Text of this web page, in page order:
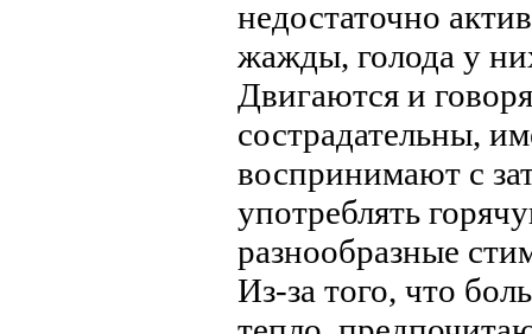
недостаточно
жажды, голода у
Двигаются и
сострадательны,
воспринимают с
употреблять
разнообразные
Из-за того, что